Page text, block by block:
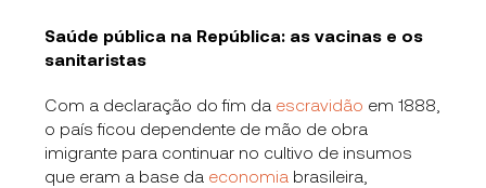
Saúde pública na República: as vacinas e os
sanitaristas
Com a declaração do fim da escravidão em 1888,
o país ficou dependente de mão de obra
imigrante para continuar no cultivo de insumos
que eram a base da economia brasileira,